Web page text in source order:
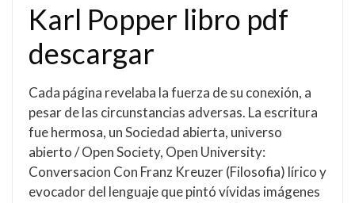
Karl Popper libro pdf
descargar
Cada página revelaba la fuerza de su conexión, a
pesar de las circunstancias adversas. La escritura
fue hermosa, un Sociedad abierta, universo
abierto / Open Society, Open University:
Conversacion Con Franz Kreuzer (Filosofia) lírico y
evocador del lenguaje que pintó vívidas imágenes